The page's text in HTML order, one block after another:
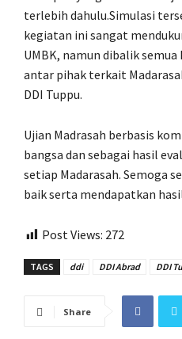
terlebih dahulu.Simulasi
kegiatan ini sangat
UMBK, namun dibalik
antar pihak terkait
DDI Tuppu.
Ujian Madrasah berbasis
bangsa dan sebagai hasil
setiap Madarasah. Semoga
baik serta mendapatkan
Post Views: 272
TAGS ddi DDI Abrad DDI
Share